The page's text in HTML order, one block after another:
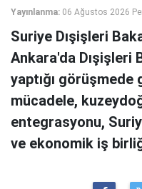
Yayınlanma: 06 Ağustos 2026
Suriye Dışişleri
Ankara'da Dışişleri
yaptığı
mücadele,
entegrasyonu,
ve ekonomik iş